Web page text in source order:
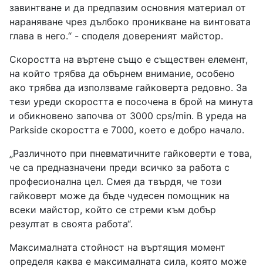
завинтване и да предпазим основния материал от
нараняване чрез дълбоко проникване на винтовата
глава в него.“ - споделя довереният майстор.
Скоростта на въртене също е съществен елемент,
на който трябва да обърнем внимание, особено
ако трябва да използваме гайковерта редовно. За
тези уреди скоростта е посочена в брой на минута
и обикновено започва от 3000 cps/min. В уреда на
Parkside скоростта е 7000, което е добро начало.
„Различното при пневматичните гайковерти е това,
че са предназначени преди всичко за работа с
професионална цел. Смея да твърдя, че този
гайковерт може да бъде чудесен помощник на
всеки майстор, който се стреми към добър
резултат в своята работа“.
Максималната стойност на въртящия момент
определя каква е максималната сила, която може